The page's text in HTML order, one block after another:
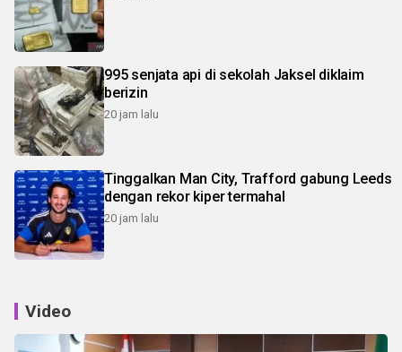
995 senjata api di sekolah Jaksel diklaim
berizin
20 jam lalu
Tinggalkan Man City, Trafford gabung Leeds
dengan rekor kiper termahal
20 jam lalu
Video